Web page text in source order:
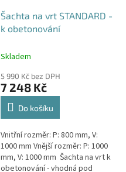
Šachta na vrt STANDARD -
k obetonování
Skladem
5 990 Kč bez DPH
7 248 Kč
Do košíku
Vnitřní rozměr: P: 800 mm, V:
1000 mm Vnější rozměr: P: 1000
mm, V: 1000 mm Šachta na vrt k
obetonování - vhodná pod